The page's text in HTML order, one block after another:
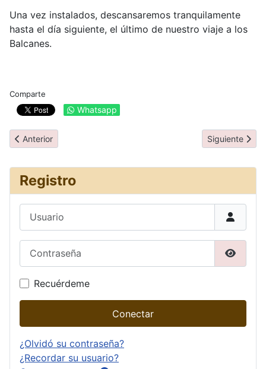
Una vez instalados, descansaremos tranquilamente
hasta el día siguiente, el último de nuestro viaje a los
Balcanes.
Comparte
Whatsapp
Artículo anterior: Día 15: Dubrovnik - Kotor
Anterior Artículo
Siguiente
Registro
Recuérdeme
Conectar
¿Olvidó su contraseña?
¿Recordar su usuario?